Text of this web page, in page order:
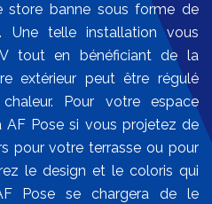
banne sous forme de
Une telle installation vous
tout en bénéficiant de la
extérieur peut être régulé
Pour votre espace
AF Pose si vous projetez de
pour votre terrasse ou pour
le design et le coloris qui
Pose se chargera de le